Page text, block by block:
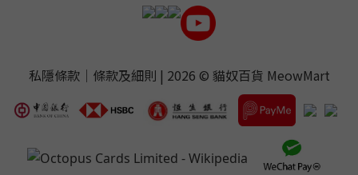
私隱條款｜ 條款及細則 | 2026 © 貓奴百貨 MeowMart